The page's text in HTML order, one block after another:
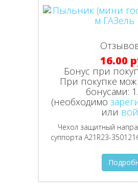
16.00
Бонус при
При покупке
бонусами:
(необходимо
или
Чехол защитный
суппорта A21R23-